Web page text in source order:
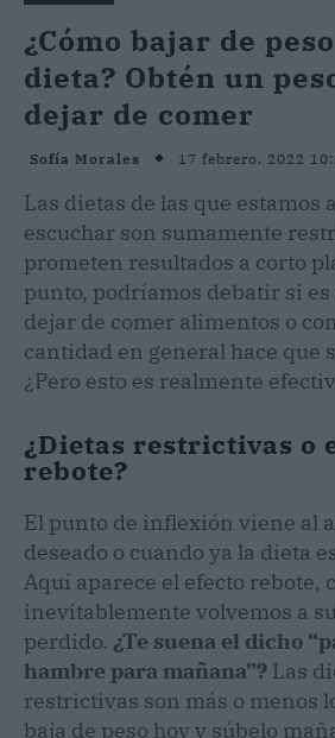
¿Cómo bajar de
dieta? Obtén un
dejar de comer
Sofía Morales 17 febrero, 2022
Las dietas de las que estamos
escuchar son sumamente
prometen resultados a corto
punto, podríamos debatir si
dejar de comer alimentos o
cantidad en general hace que
¿Pero esto es realmente
¿Dietas restrictivas o
rebote?
El punto de inflexión viene al
deseado o cuando ya la dieta
Aquí aparece el efecto rebote,
inevitablemente volvemos a
perdido. ¿Te suena el dicho
hambre para mañana”? Las
restrictivas son más o menos
baja de peso hoy y súbelo